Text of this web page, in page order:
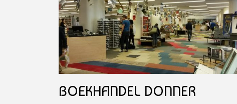
BOEKHANDEL DONNER